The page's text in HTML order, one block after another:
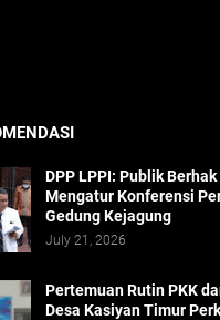
DPP LPPI: Publik
Mengatur Konferensi
Gedung Kejagung
July 21, 2026
Pertemuan Rutin PKK
Desa Kasiyan Timur